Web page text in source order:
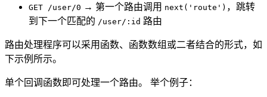
GET /user/0 → 第一个路由调用 next('route') ，跳转
到下一个匹配的 /user/:id 路由
路由处理程序可以采用函数、函数数组或二者结合的形式，如
下示例所示。
单个回调函数即可处理一个路由。 举个例子：